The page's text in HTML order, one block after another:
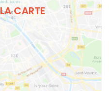
CARTE